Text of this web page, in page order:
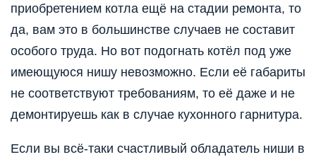
приобретением котла ещё на стадии ремонта, то
да, вам это в большинстве случаев не составит
особого труда. Но вот подогнать котёл под уже
имеющуюся нишу невозможно. Если её габариты
не соответствуют требованиям, то её даже и не
демонтируешь как в случае кухонного гарнитура.
Если вы всё-таки счастливый обладатель ниши в